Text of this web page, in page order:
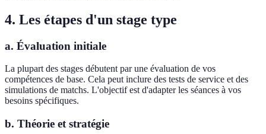
4. Les étapes d'un stage type
a. Évaluation initiale
La plupart des stages débutent par une évaluation de vos
compétences de base. Cela peut inclure des tests de service et des
simulations de matchs. L'objectif est d'adapter les séances à vos
besoins spécifiques.
b. Théorie et stratégie